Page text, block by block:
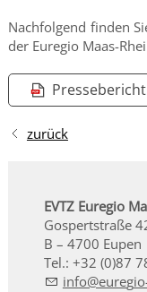
Nachfolgend finden
der Euregio Maas-
zurück
EVTZ Euregio
Gospertstraße
B – 4700 Eupen
Tel.: +32 (0)87
nf
r g